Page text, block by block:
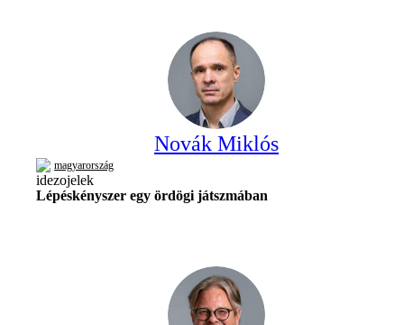
Novák Miklós
magyarország
Lépéskényszer egy ördögi játszmában